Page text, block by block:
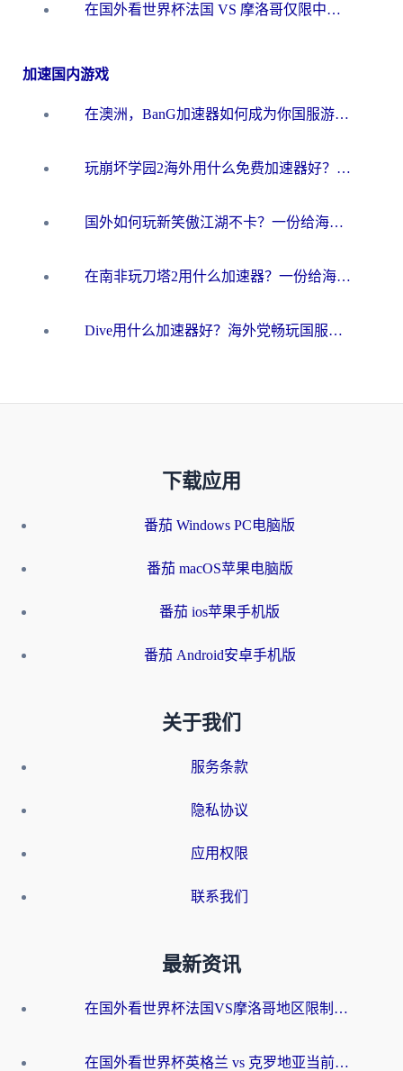
在国外看世界杯法国 VS 摩洛哥仅限中国大陆？海外党这样看中文解说赛事不卡顿
加速国内游戏
在澳洲，BanG加速器如何成为你国服游戏的“时光机”？
玩崩坏学园2海外用什么免费加速器好？2026海外党亲测国服游戏加速指南
国外如何玩新笑傲江湖不卡？一份给海外游子的终极网络指南
在南非玩刀塔2用什么加速器？一份给海外游子的终极生存指南
Dive用什么加速器好？海外党畅玩国服游戏的终极避坑指南
下载应用
番茄 Windows PC电脑版
番茄 macOS苹果电脑版
番茄 ios苹果手机版
番茄 Android安卓手机版
关于我们
服务条款
隐私协议
应用权限
联系我们
最新资讯
在国外看世界杯法国VS摩洛哥地区限制？这篇指南让你流畅看中文解说无压力
在国外看世界杯英格兰 vs 克罗地亚当前地区不可播放？这篇指南帮你搞定所有海外观赛难题